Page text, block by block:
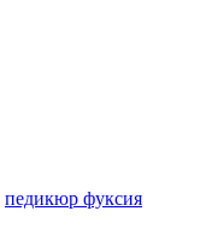
педикюр фуксия